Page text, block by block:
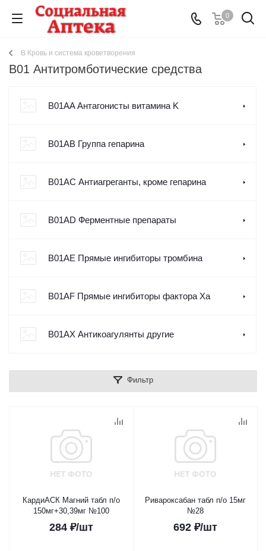
0
B Кровь и система кроветворения
B01 Антитромботические средства
B01AA Антагонисты витамина K
B01AB Группа гепарина
B01AC Антиагреганты, кроме гепарина
B01AD Ферментные препараты
B01AE Прямые ингибиторы тромбина
B01AF Прямые ингибиторы фактора Ха
B01AX Антикоагулянты другие
Фильтр
КардиАСК Магний табл п/о
150мг+30,39мг №100
284 ₽/шт
Ривароксабан табл п/о 15мг
№28
692 ₽/шт